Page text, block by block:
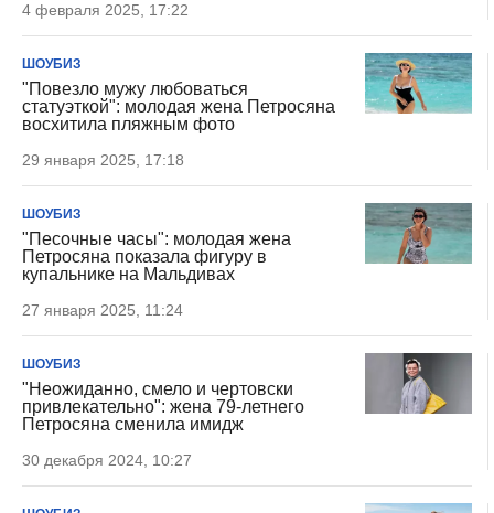
4 февраля 2025, 17:22
ШОУБИЗ
"Повезло мужу любоваться
статуэткой": молодая жена Петросяна
восхитила пляжным фото
29 января 2025, 17:18
ШОУБИЗ
"Песочные часы": молодая жена
Петросяна показала фигуру в
купальнике на Мальдивах
27 января 2025, 11:24
ШОУБИЗ
"Неожиданно, смело и чертовски
привлекательно": жена 79-летнего
Петросяна сменила имидж
30 декабря 2024, 10:27